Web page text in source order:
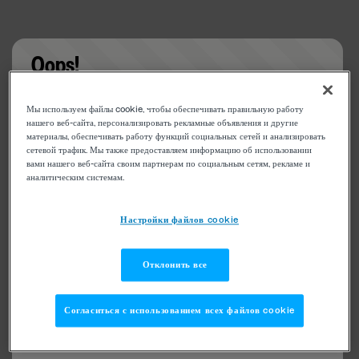
Oops!
Something went wrong. Please try refreshing the
app
Мы используем файлы cookie, чтобы обеспечивать правильную работу
нашего веб-сайта, персонализировать рекламные объявления и другие
материалы, обеспечивать работу функций социальных сетей и анализировать
сетевой трафик. Мы также предоставляем информацию об использовании
вами нашего веб-сайта своим партнерам по социальным сетям, рекламе и
аналитическим системам.
Настройки файлов cookie
Отклонить все
Согласиться с использованием всех файлов cookie